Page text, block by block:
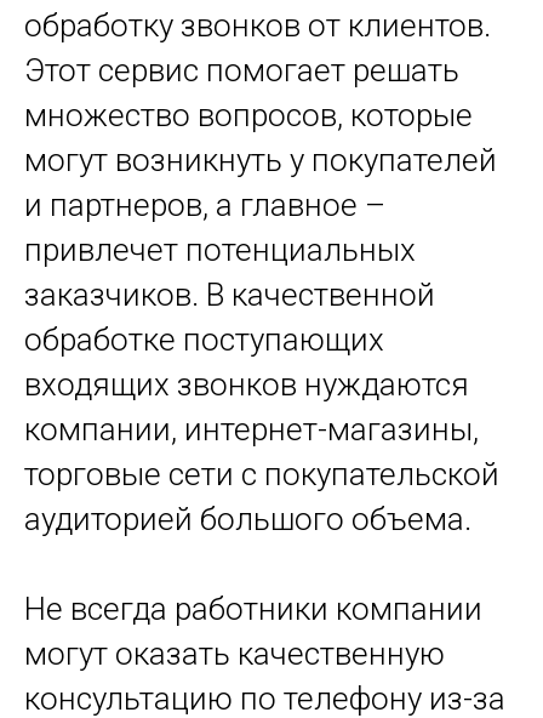
обработку звонков от клиентов.
Этот сервис помогает решать
множество вопросов, которые
могут возникнуть у покупателей
и партнеров, а главное –
привлечет потенциальных
заказчиков. В качественной
обработке поступающих
входящих звонков нуждаются
компании, интернет-магазины,
торговые сети с покупательской
аудиторией большого объема.
Не всегда работники компании
могут оказать качественную
консультацию по телефону из-за